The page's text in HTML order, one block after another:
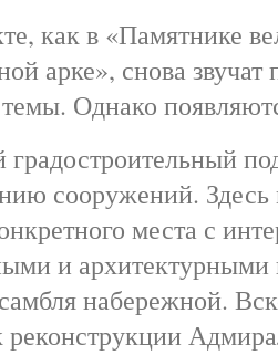
как в «Памятнике
арке», снова звучат
темы. Однако
сооружений.
места с
и
набережной.
реконструкции